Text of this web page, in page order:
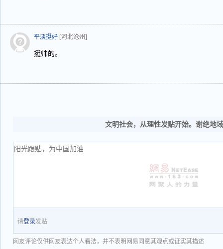
平淡挺好 [河北沧州]
挺帅的。
文明社会，从理性发贴开始。谢绝地
请登录发贴
网友评论仅供网友表达个人看法，并不表明网易同意其观点或证实其描述